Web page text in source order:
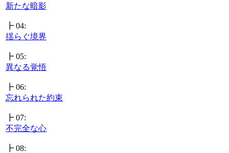
新たな暗影
┣ 04:
揺らぐ境界
┣ 05:
異なる覚悟
┣ 06:
忘れられた約束
┣ 07:
不完全な心
┣ 08: